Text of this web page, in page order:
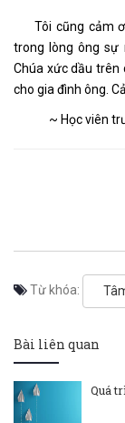
Tôi cũng cảm
trong lòng ông sự
Chúa xức dầu trên
cho gia đình ông.
~ Học viên
Từ khóa:
Bài liên quan
Quá